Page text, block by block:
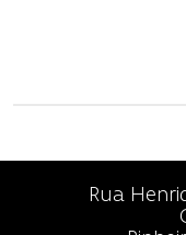
o
Rua